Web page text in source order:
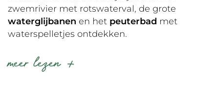
meer lezen
zwemrivier met rotswaterval, de grote
waterglijbanen en het peuterbad met
waterspelletjes ontdekken.
Voor je eigen plezier heeft het waterpark op
onze camping bij Avrillé twee grote verwarmde